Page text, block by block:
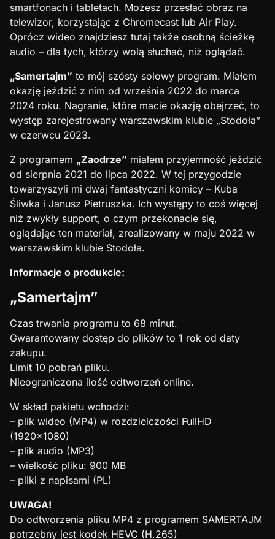
smartfonach i tabletach. Możesz przesłać obraz na
telewizor, korzystając z Chromecast lub Air Play.
Oprócz wideo znajdziesz tutaj także osobną ścieżkę
audio – dla tych, którzy wolą słuchać, niż oglądać.
„Samertajm” to mój szósty solowy program. Miałem
okazję jeździć z nim od września 2022 do marca
2024 roku. Nagranie, które macie okazję obejrzeć, to
występ zarejestrowany warszawskim klubie „Stodoła”
w czerwcu 2023.
Z programem „Zaodrze” miałem przyjemność jeździć
od sierpnia 2021 do lipca 2022. W tej przygodzie
towarzyszyli mi dwaj fantastyczni komicy – Kuba
Śliwka i Janusz Pietruszka. Ich występy to coś więcej
niż zwykły support, o czym przekonacie się,
oglądając ten materiał, zrealizowany w maju 2022 w
warszawskim klubie Stodoła.
Informacje o produkcie:
„Samertajm”
Czas trwania programu to 68 minut.
Gwarantowany dostęp do plików to 1 rok od daty
zakupu.
Limit 10 pobrań pliku.
Nieograniczona ilość odtworzeń online.
W skład pakietu wchodzi:
– plik wideo (MP4) w rozdzielczości FullHD
(1920×1080)
– plik audio (MP3)
– wielkość pliku: 900 MB
– pliki z napisami (PL)
UWAGA!
Do odtworzenia pliku MP4 z programem SAMERTAJM
potrzebny jest kodek HEVC (H.265)